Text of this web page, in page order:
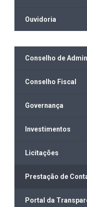
Ouvidoria
Conselho de
Conselho Fiscal
Governança
Investimentos
Licitações
Prestação de
Portal da